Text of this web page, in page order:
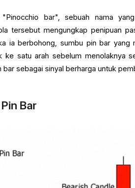
bar", sebuah nama
tersebut mengungkap penipuan
ia berbohong, sumbu pin bar yang
satu arah sebelum menolaknya
sebagai sinyal berharga untuk
Bar